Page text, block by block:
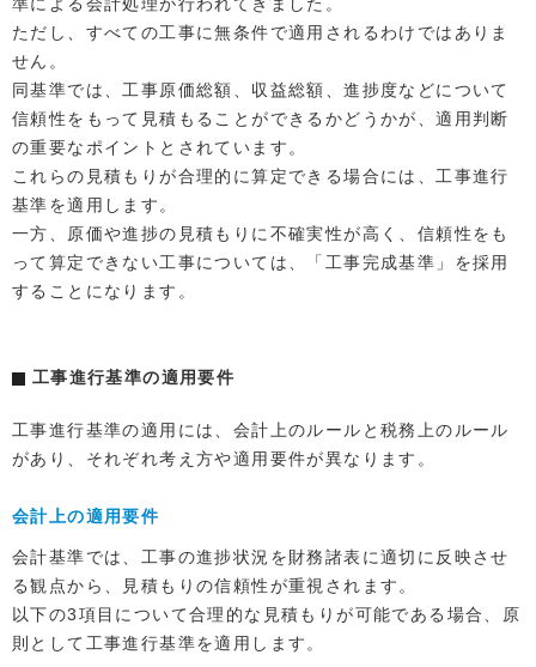
ただし、すべての工事に無条件で適用されるわけではありま
せん。
同基準では、工事原価総額、収益総額、進捗度などについて
信頼性をもって見積もることができるかどうかが、適用判断
の重要なポイントとされています。
これらの見積もりが合理的に算定できる場合には、工事進行
基準を適用します。
一方、原価や進捗の見積もりに不確実性が高く、信頼性をも
って算定できない工事については、「工事完成基準」を採用
することになります。
工事進行基準の適用要件
工事進行基準の適用には、会計上のルールと税務上のルール
があり、それぞれ考え方や適用要件が異なります。
会計上の適用要件
会計基準では、工事の進捗状況を財務諸表に適切に反映させ
る観点から、見積もりの信頼性が重視されます。
以下の3項目について合理的な見積もりが可能である場合、原
則として工事進行基準を適用します。